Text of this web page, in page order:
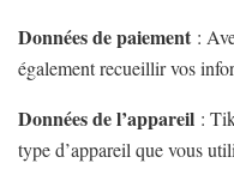
Données de paiement :
également recueillir vos
Données de l’appareil :
type d’appareil que vous